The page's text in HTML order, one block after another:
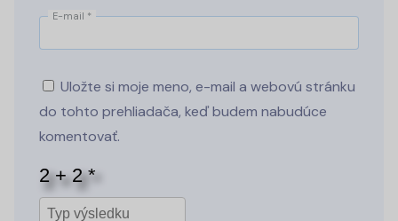
E-mail *
Uložte si moje meno, e-mail a webovú stránku
do tohto prehliadača, keď budem nabudúce
komentovať.